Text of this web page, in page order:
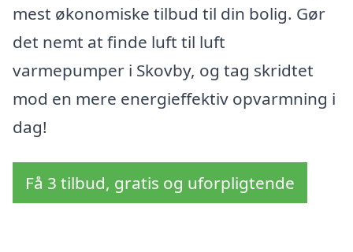
mest økonomiske tilbud til din bolig. Gør
det nemt at finde luft til luft
varmepumper i Skovby, og tag skridtet
mod en mere energieffektiv opvarmning i
dag!
Få 3 tilbud, gratis og uforpligtende